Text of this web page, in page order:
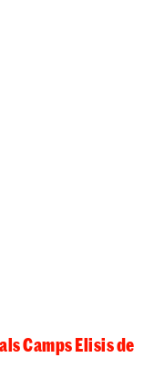
Camps Elisis de